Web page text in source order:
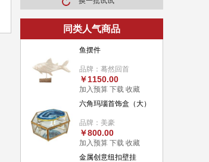
同类人气商品
鱼摆件
品牌：蓦然回首
￥1150.00
加入预算 下载 收藏
六角玛瑙首饰盒（大）
品牌：美豪
￥800.00
加入预算 下载 收藏
金属创意纽扣壁挂